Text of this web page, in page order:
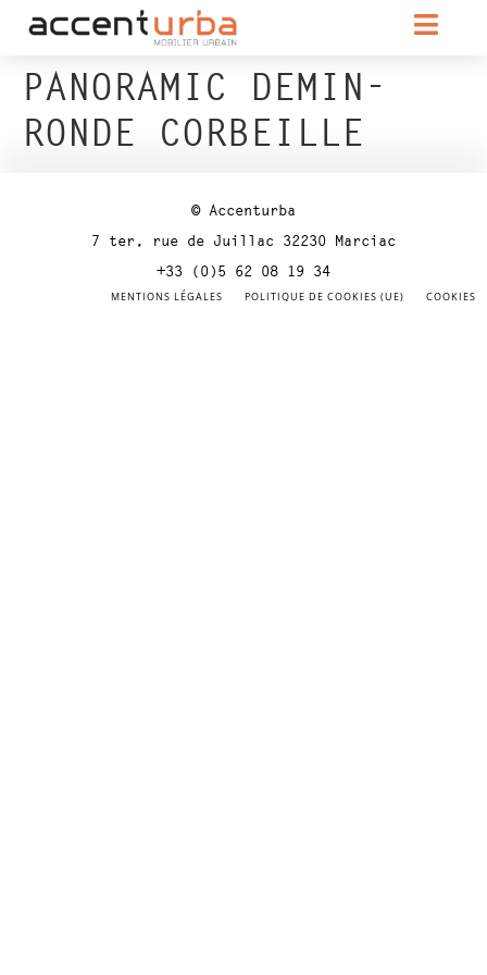
PANORAMIC DEMIN-
RONDE CORBEILLE
© Accenturba
7 ter, rue de Juillac 32230 Marciac
+33 (0)5 62 08 19 34
MENTIONS LÉGALES POLITIQUE DE COOKIES (UE) COOKIES